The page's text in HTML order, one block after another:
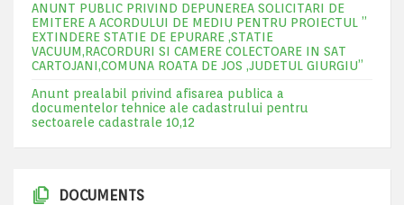
ANUNT PUBLIC PRIVIND DEPUNEREA SOLICITARI DE
EMITERE A ACORDULUI DE MEDIU PENTRU PROIECTUL ”
EXTINDERE STATIE DE EPURARE ,STATIE
VACUUM,RACORDURI SI CAMERE COLECTOARE IN SAT
CARTOJANI,COMUNA ROATA DE JOS ,JUDETUL GIURGIU”
Anunt prealabil privind afisarea publica a
documentelor tehnice ale cadastrului pentru
sectoarele cadastrale 10,12
DOCUMENTS